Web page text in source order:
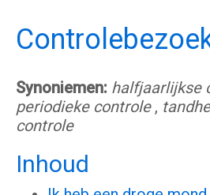
Synoniemen: halfjaarlijkse
periodieke controle,
controle
Inhoud